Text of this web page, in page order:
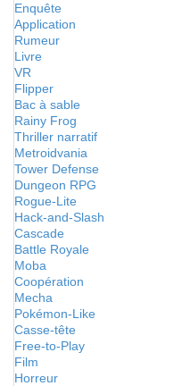
Enquête
Application
Rumeur
Livre
VR
Flipper
Bac à sable
Rainy Frog
Thriller narratif
Metroidvania
Tower Defense
Dungeon RPG
Rogue-Lite
Hack-and-Slash
Cascade
Battle Royale
Moba
Coopération
Mecha
Pokémon-Like
Casse-tête
Free-to-Play
Film
Horreur